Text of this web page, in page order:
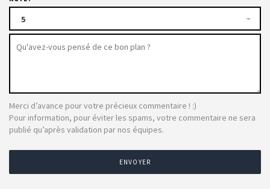
5
Merci d’avance pour votre précieux commentaire ! :)
Pour information, pour éviter les spams, votre commentaire ne sera
publié qu’après validation par nos équipes.
ENVOYER